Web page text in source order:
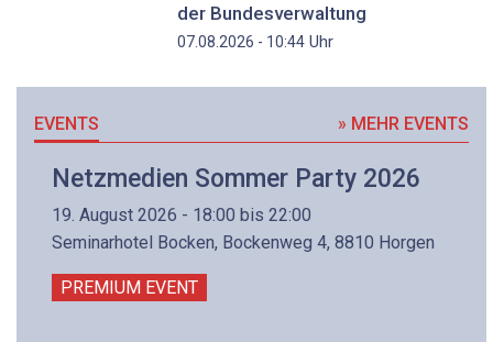
der Bundesverwaltung
07.08.2026 - 10:44Uhr
EVENTS » MEHR EVENTS
Netzmedien Sommer Party 2026
19. August 2026 - 18:00 bis 22:00
Seminarhotel Bocken, Bockenweg 4, 8810 Horgen
PREMIUM EVENT